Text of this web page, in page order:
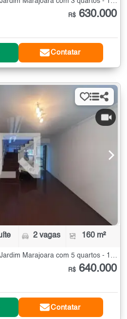
R$ 630.000
Contatar
2 vagas 160 m²
Casa Térrea à Venda no Jardim Marajoara com 5 quartos - 160 m²
R$ 640.000
Contatar